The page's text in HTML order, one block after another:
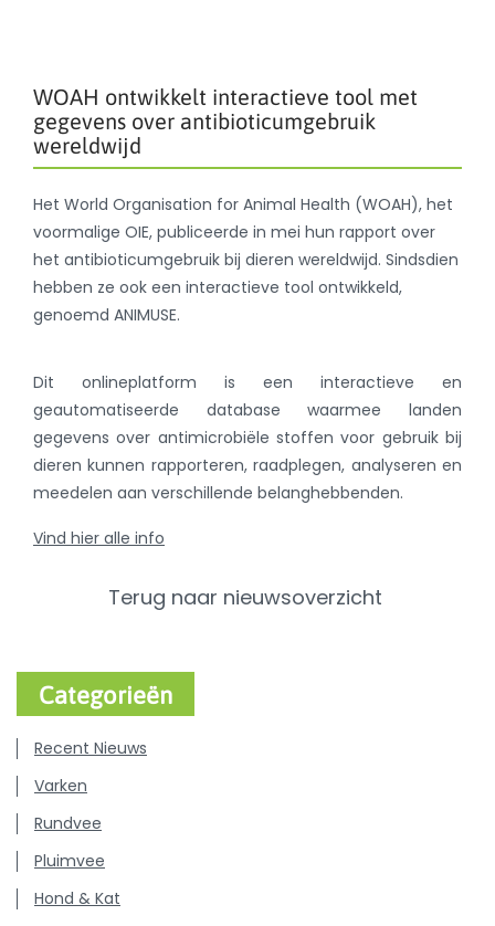
WOAH ontwikkelt interactieve tool met
gegevens over antibioticumgebruik
wereldwijd
Het World Organisation for Animal Health (WOAH), het
voormalige OIE, publiceerde in mei hun rapport over
het antibioticumgebruik bij dieren wereldwijd. Sindsdien
hebben ze ook een interactieve tool ontwikkeld,
genoemd ANIMUSE.
Dit onlineplatform is een interactieve en
geautomatiseerde database waarmee landen
gegevens over antimicrobiële stoffen voor gebruik bij
dieren kunnen rapporteren, raadplegen, analyseren en
meedelen aan verschillende belanghebbenden.
Vind hier alle info
Terug naar nieuwsoverzicht
Categorieën
Recent Nieuws
Varken
Rundvee
Pluimvee
Hond & Kat